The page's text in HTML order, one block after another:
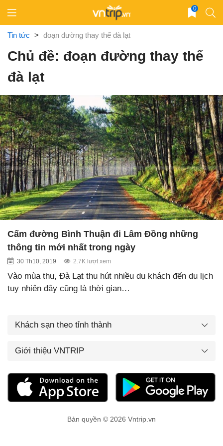
content
0
Tin tức > đoạn đường thay thế đà lạt
Chủ đề: đoạn đường thay thế
đà lạt
Cấm đường Bình Thuận đi Lâm Đồng những
thông tin mới nhất trong ngày
30 Th10, 2019 2.7K lượt xem
Vào mùa thu, Đà Lạt thu hút nhiều du khách đến du lịch
tuy nhiên đây cũng là thời gian…
Khách sạn theo tỉnh thành
Giới thiệu VNTRIP
Bản quyền © 2026 Vntrip.vn